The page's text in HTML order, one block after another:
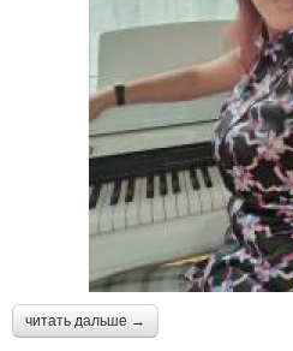
читать дальше →